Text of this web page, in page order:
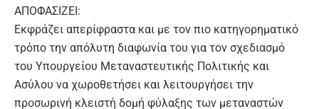
ΑΠΟΦΑΣΙΖΕΙ:
Εκφράζει απερίφραστα και με τον πιο κατηγορηματικό
τρόπο την απόλυτη διαφωνία του για τον σχεδιασμό
του Υπουργείου Μεταναστευτικής Πολιτικής και
Ασύλου να χωροθετήσει και λειτουργήσει την
προσωρινή κλειστή δομή φύλαξης των μεταναστών